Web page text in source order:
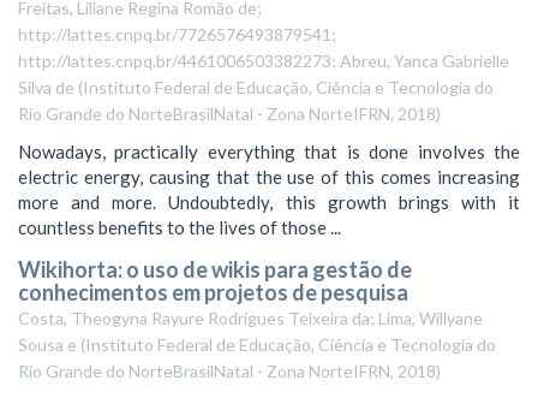
Freitas, Liliane Regina Romão de;
http://lattes.cnpq.br/7726576493879541;
http://lattes.cnpq.br/4461006503382273; Abreu, Yanca Gabrielle
Silva de (Instituto Federal de Educação, Ciência e Tecnologia do
Rio Grande do NorteBrasilNatal - Zona NorteIFRN, 2018)
Nowadays, practically everything that is done involves the
electric energy, causing that the use of this comes increasing
more and more. Undoubtedly, this growth brings with it
countless benefits to the lives of those ...
Wikihorta: o uso de wikis para gestão de
conhecimentos em projetos de pesquisa
Costa, Theogyna Rayure Rodrigues Teixeira da; Lima, Willyane
Sousa e (Instituto Federal de Educação, Ciência e Tecnologia do
Rio Grande do NorteBrasilNatal - Zona NorteIFRN, 2018)